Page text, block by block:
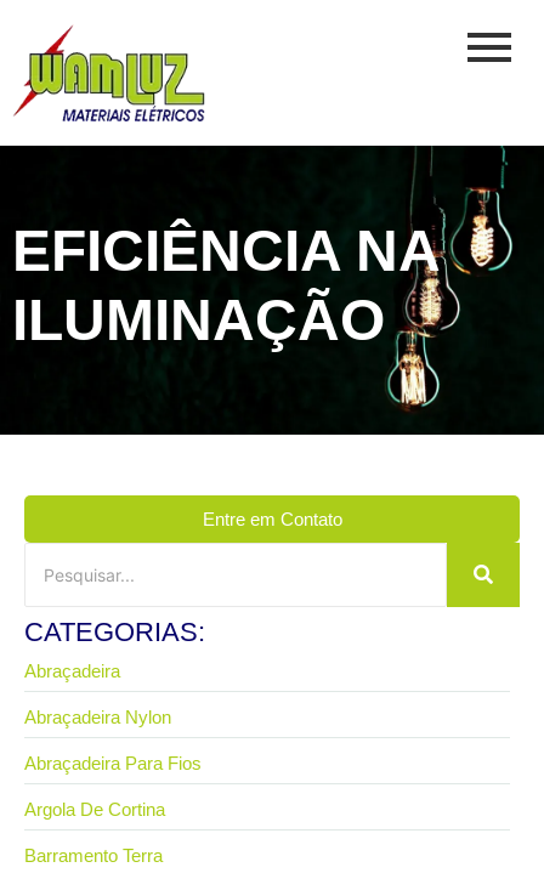
EFICIÊNCIA NA
ILUMINAÇÃO
Entre em Contato
CATEGORIAS:
Abraçadeira
Abraçadeira Nylon
Abraçadeira Para Fios
Argola De Cortina
Barramento Terra